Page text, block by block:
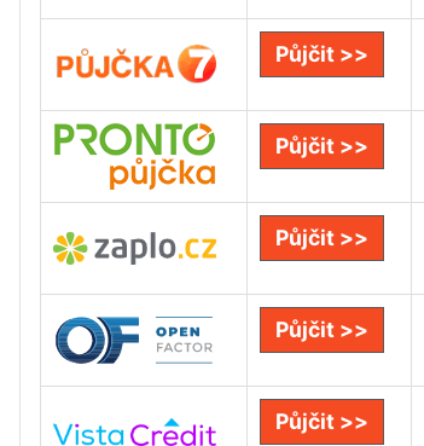
Půjčit >>
Půjčit >>
Půjčit >>
Půjčit >>
Půjčit >>